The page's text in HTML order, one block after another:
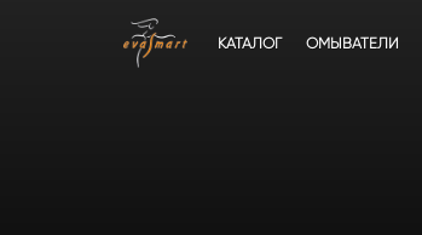
КАТАЛОГ ОМЫВАТЕЛИ